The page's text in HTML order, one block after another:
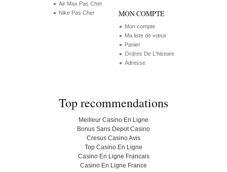
Air Max Pas Cher
Nike Pas Cher
MON COMPTE
Mon compte
Ma liste de vœux
Panier
Ordres De L'histoire
Adresse
Top recommendations
Meilleur Casino En Ligne
Bonus Sans Depot Casino
Cresus Casino Avis
Top Casino En Ligne
Casino En Ligne Francais
Casino En Ligne France